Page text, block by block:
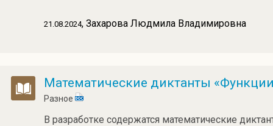
21.08.2024, Захарова Людмила Владимировна
Математические диктанты
Разное
В разработке содержатся математические